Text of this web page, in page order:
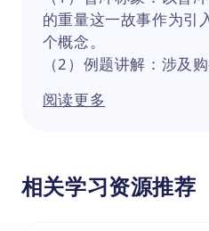
的重量这一故事作为引
个概念。
（2）例题讲解：涉及
（3）实战训练：课堂
的数量关系，进阶为第
关系：例如，一块月饼
巧克力换得五支笔，求
阅读更多
相关学习资源推荐